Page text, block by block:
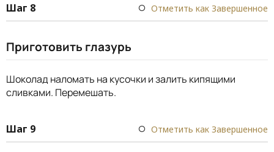
Шаг 8 Отметить как Завершенное
Приготовить глазурь
Шоколад наломать на кусочки и залить кипящими
сливками. Перемешать.
Шаг 9 Отметить как Завершенное